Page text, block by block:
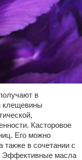
в
клещевины
Касторовое
Его можно
также в сочетании с
Эффективные масла